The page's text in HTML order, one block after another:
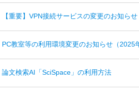
【重要】VPN接続サービスの変更のお知らせ
PC教室等の利用環境変更のお知らせ（2025
論文検索AI「SciSpace」の利用方法